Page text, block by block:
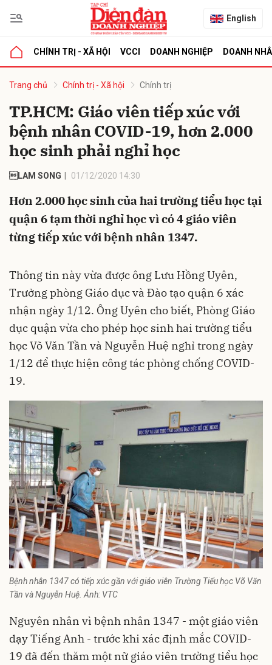
English
CHÍNH TRỊ - XÃ HỘI VCCI DOANH NGHIỆP DOANH
Trang chủ Chính trị - Xã hội Chính trị
TP.HCM: Giáo viên tiếp xúc với
bệnh nhân COVID-19, hơn 2.000
học sinh phải nghỉ học
LAM SONG 01/12/2020 14:30
Hơn 2.000 học sinh của hai trường tiểu học tại
quận 6 tạm thời nghỉ học vì có 4 giáo viên
từng tiếp xúc với bệnh nhân 1347.
Thông tin này vừa được ông Lưu Hồng Uyên,
Trưởng phòng Giáo dục và Đào tạo quận 6 xác
nhận ngày 1/12. Ông Uyên cho biết, Phòng Giáo
dục quận vừa cho phép học sinh hai trường tiểu
học Võ Văn Tần và Nguyễn Huệ nghỉ trong ngày
1/12 để thực hiện công tác phòng chống COVID-
19.
Bệnh nhân 1347 có tiếp xúc gần với giáo viên Trường Tiểu học Võ Văn
Tần và Nguyễn Huệ. Ảnh: VTC
Nguyên nhân vì bệnh nhân 1347 - một giáo viên
dạy Tiếng Anh - trước khi xác định mắc COVID-
19 đã đến thăm một nữ giáo viên trường tiểu học
luận
Hủy